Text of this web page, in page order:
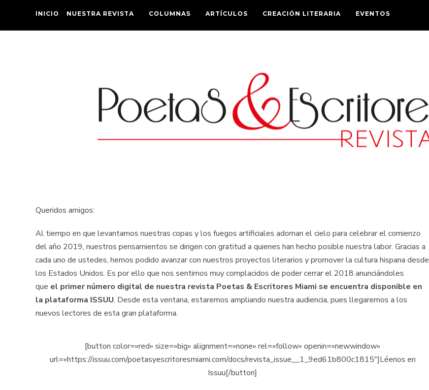
INICIO NUESTRA REVISTA COLUMNAS ARTÍCULOS CREACIÓN LITERARIA EVENTOS
Queridos amigos:
Al tiempo en que levantamos nuestras copas y los fuegos artificiales adornan el cielo para celebrar el comienzo
del año 2019, nuestros pensamientos se dirigen con gratitud a quienes han hecho posible nuestra labor. Gracias a
cada uno de ustedes, hemos podido avanzar con nuestros proyectos literarios y promover la cultura hispana desde
los Estados Unidos. Es por ello que nos sentimos muy complacidos de poder cerrar el 2018 anunciándoles
que el primer número digital de nuestra revista Poetas & Escritores Miami se encuentra disponible en
la plataforma ISSUU. Desde esta ventana, estaremos ampliando nuestra audiencia, pues llegaremos a los
nuevos lectores de esta gran plataforma.
[button color=»red» size=»big» alignment=»none» rel=»follow» openin=»newwindow»
url=»https://issuu.com/poetasyescritoresmiami.com/docs/revista_issue__1_9ed61b800c1815″]Léenos en
Issuu[/button]